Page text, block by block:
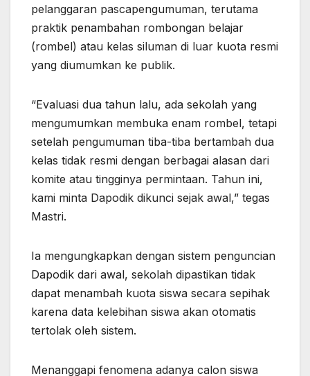
pelanggaran pascapengumuman, terutama
praktik penambahan rombongan belajar
(rombel) atau kelas siluman di luar kuota resmi
yang diumumkan ke publik.
“Evaluasi dua tahun lalu, ada sekolah yang
mengumumkan membuka enam rombel, tetapi
setelah pengumuman tiba-tiba bertambah dua
kelas tidak resmi dengan berbagai alasan dari
komite atau tingginya permintaan. Tahun ini,
kami minta Dapodik dikunci sejak awal,” tegas
Mastri.
Ia mengungkapkan dengan sistem penguncian
Dapodik dari awal, sekolah dipastikan tidak
dapat menambah kuota siswa secara sepihak
karena data kelebihan siswa akan otomatis
tertolak oleh sistem.
Menanggapi fenomena adanya calon siswa